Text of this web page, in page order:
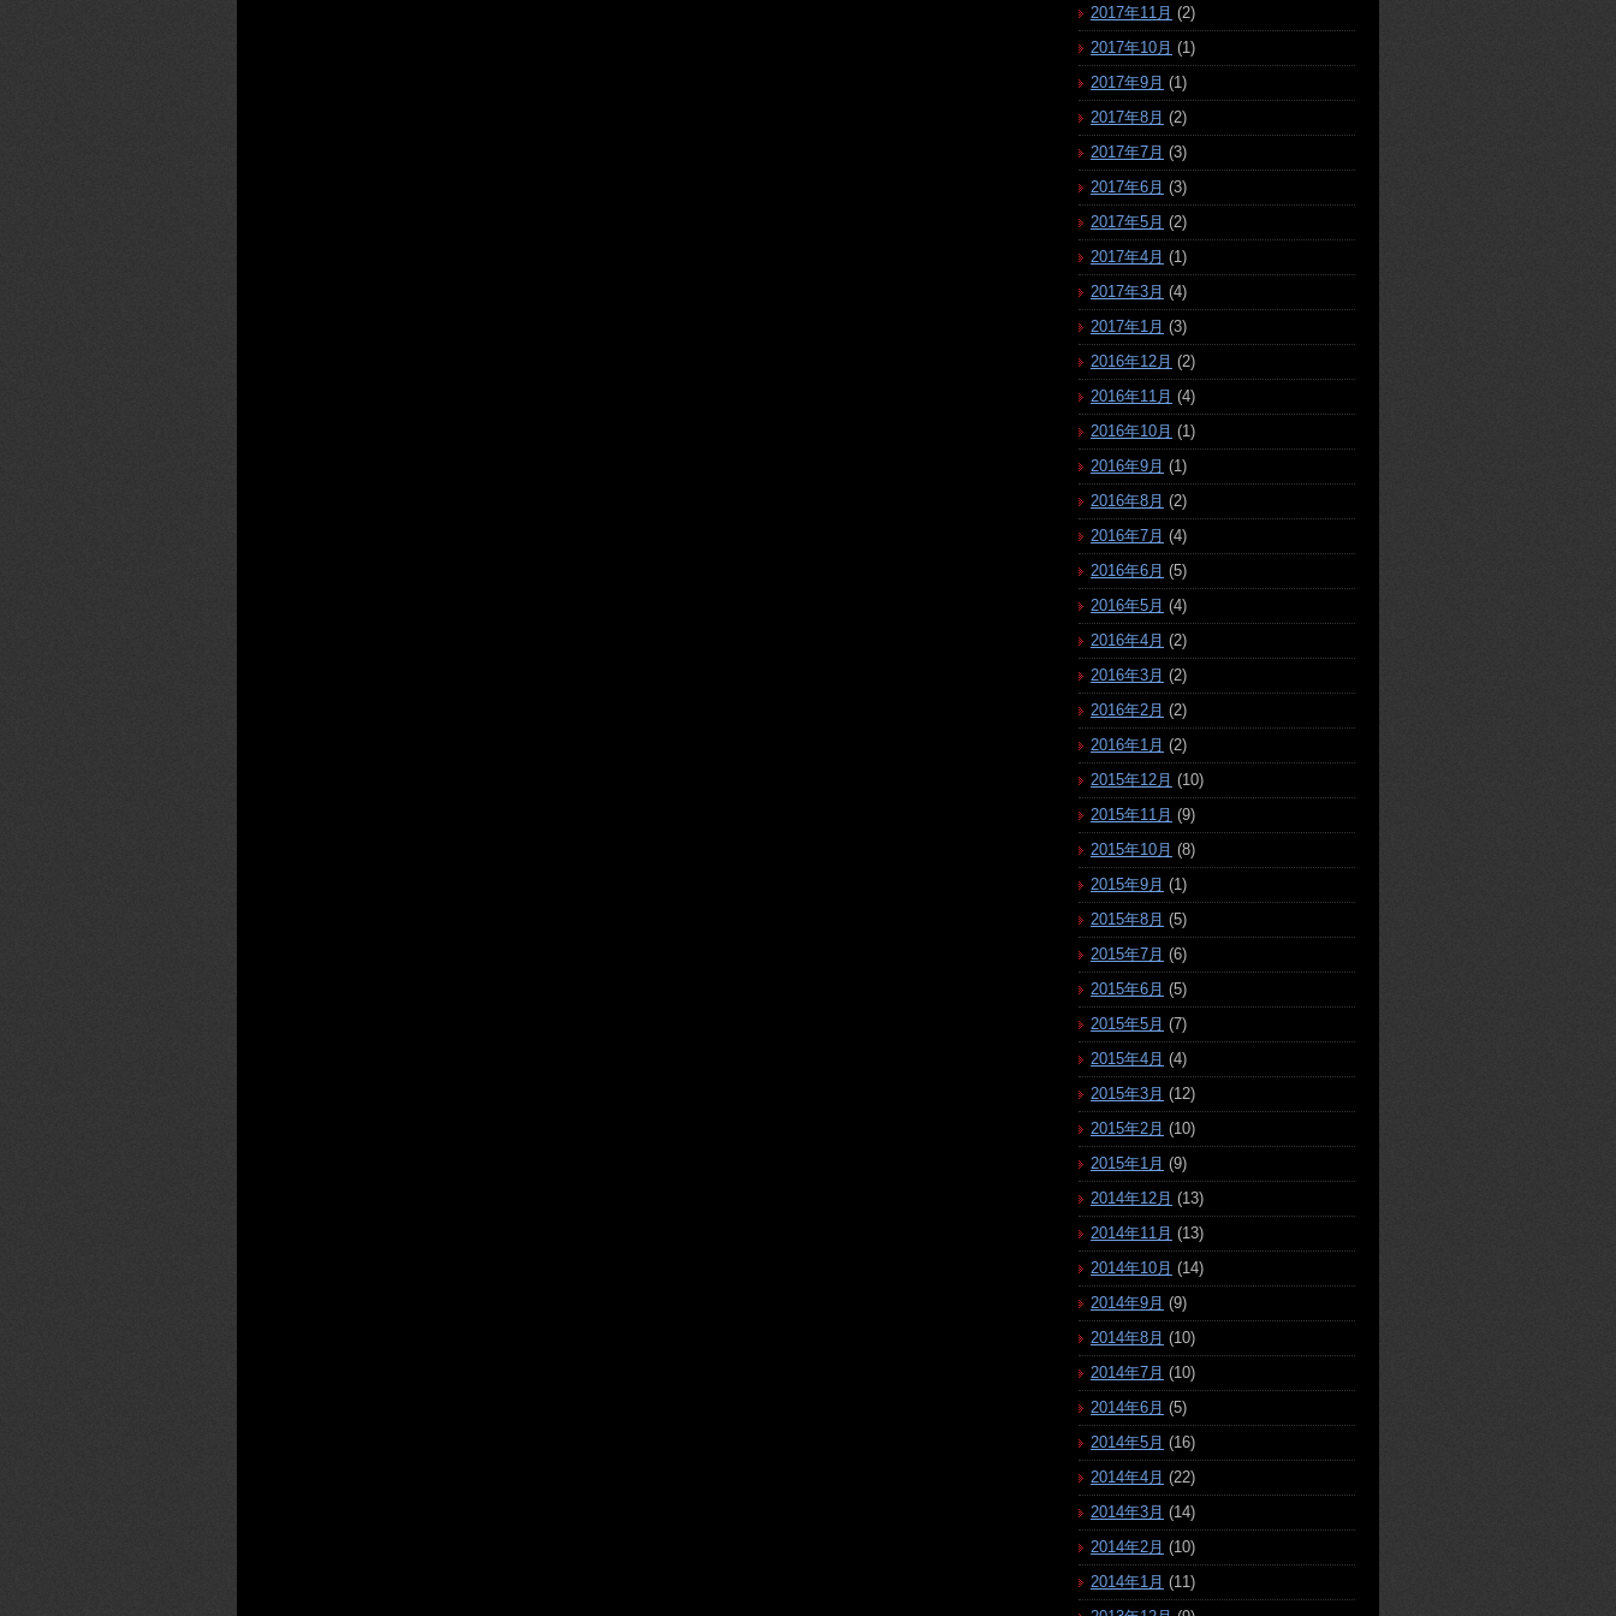
2017年11月 (2)
2017年10月 (1)
2017年9月 (1)
2017年8月 (2)
2017年7月 (3)
2017年6月 (3)
2017年5月 (2)
2017年4月 (1)
2017年3月 (4)
2017年1月 (3)
2016年12月 (2)
2016年11月 (4)
2016年10月 (1)
2016年9月 (1)
2016年8月 (2)
2016年7月 (4)
2016年6月 (5)
2016年5月 (4)
2016年4月 (2)
2016年3月 (2)
2016年2月 (2)
2016年1月 (2)
2015年12月 (10)
2015年11月 (9)
2015年10月 (8)
2015年9月 (1)
2015年8月 (5)
2015年7月 (6)
2015年6月 (5)
2015年5月 (7)
2015年4月 (4)
2015年3月 (12)
2015年2月 (10)
2015年1月 (9)
2014年12月 (13)
2014年11月 (13)
2014年10月 (14)
2014年9月 (9)
2014年8月 (10)
2014年7月 (10)
2014年6月 (5)
2014年5月 (16)
2014年4月 (22)
2014年3月 (14)
2014年2月 (10)
2014年1月 (11)